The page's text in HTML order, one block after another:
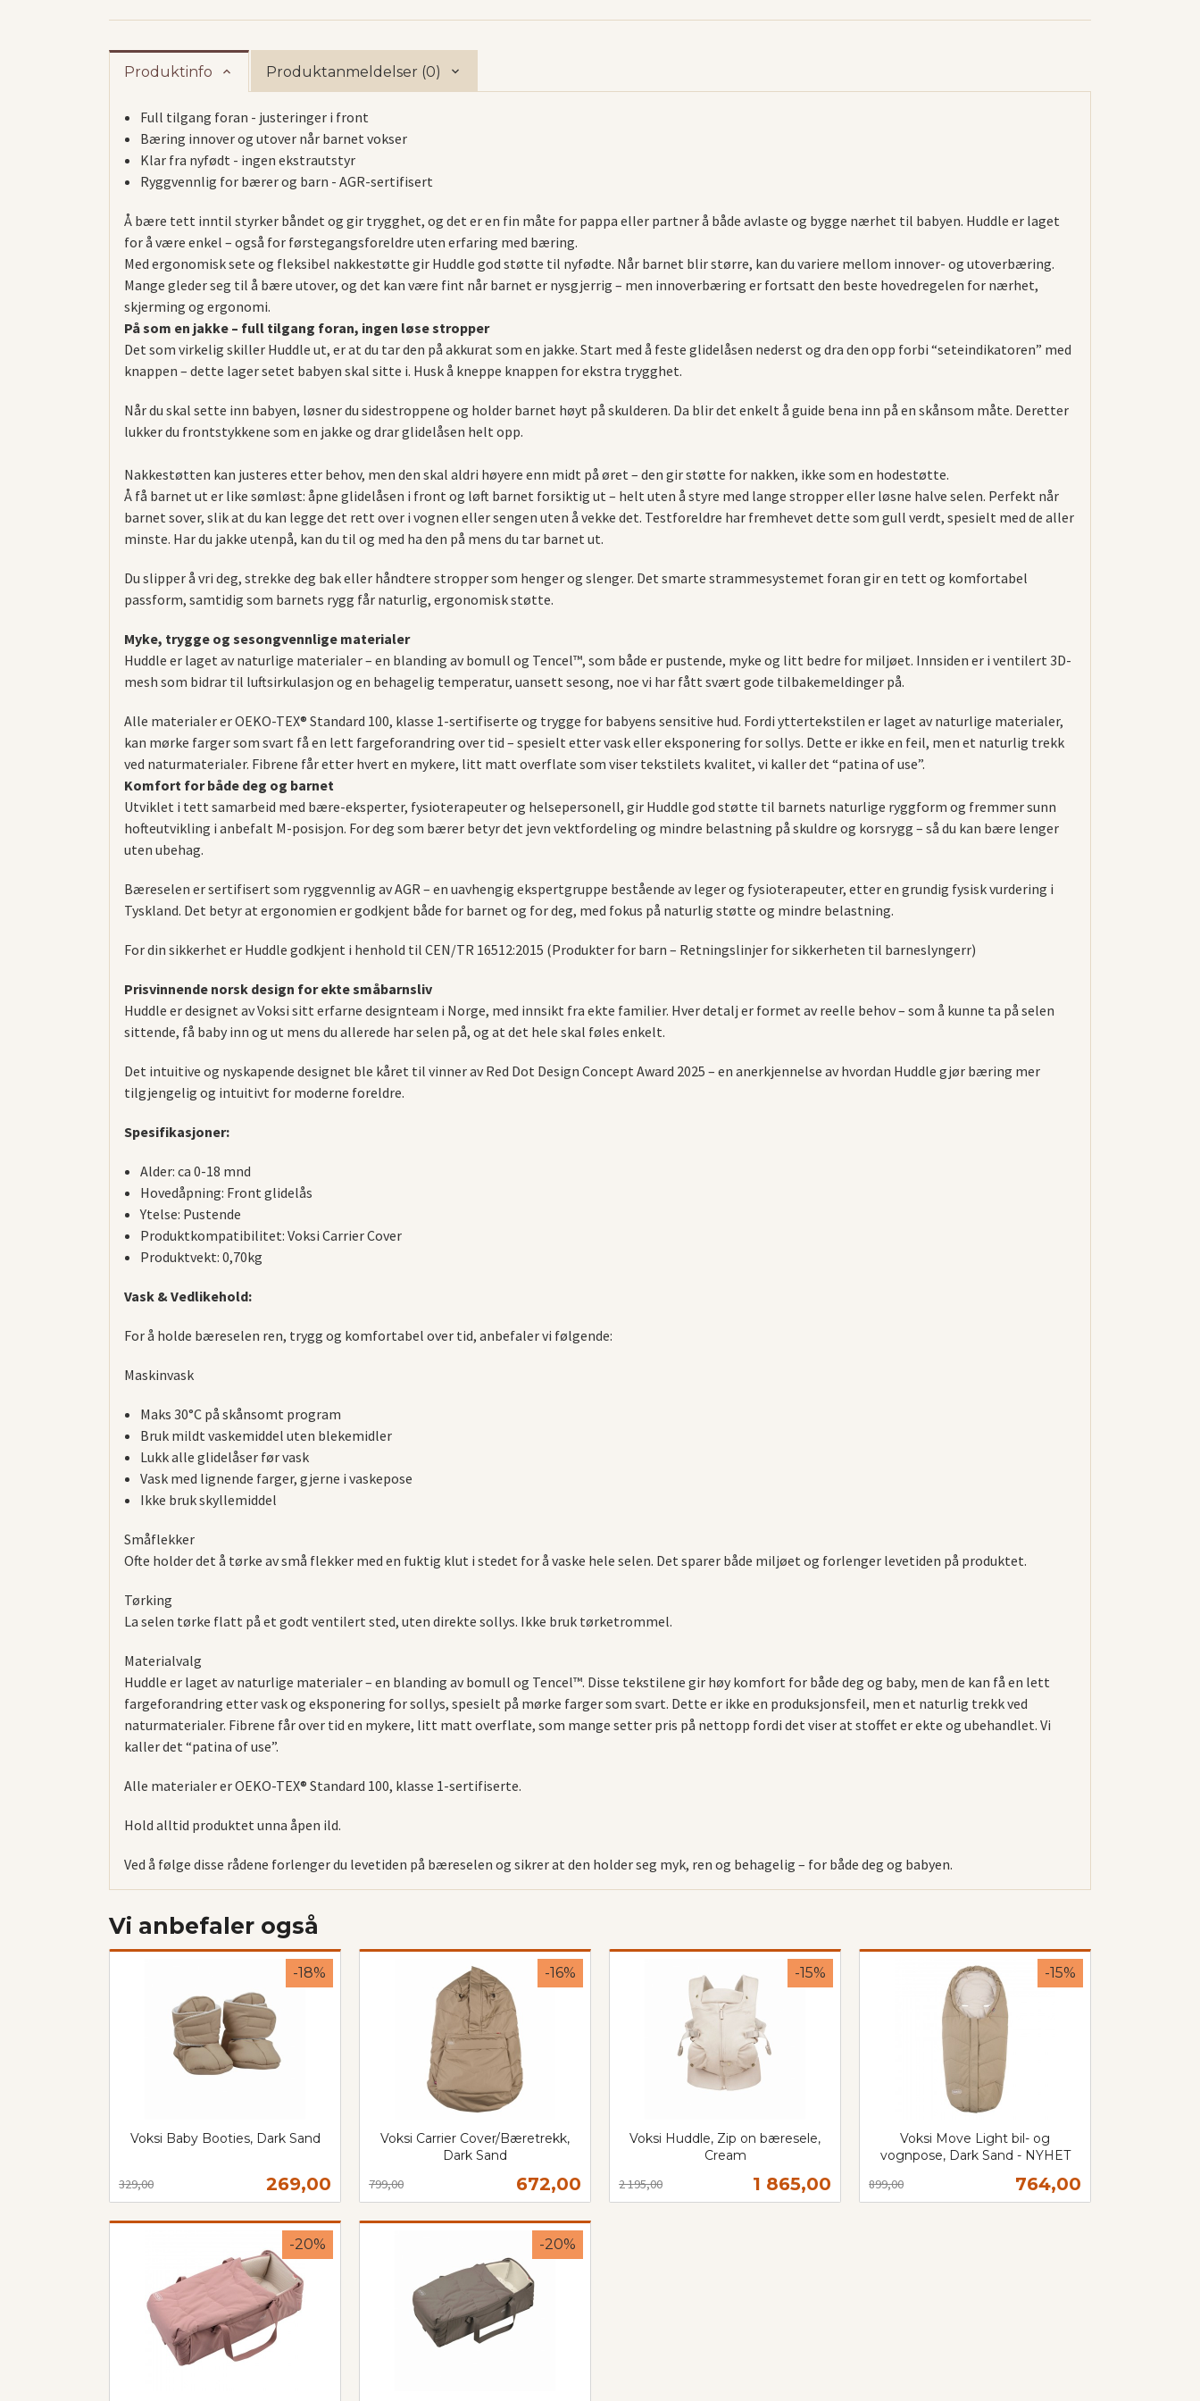
Produktinfo Produktanmeldelser (0)
Full tilgang foran - justeringer i front
Bæring innover og utover når barnet vokser
Klar fra nyfødt - ingen ekstrautstyr
Ryggvennlig for bærer og barn - AGR-sertifisert
Å bære tett inntil styrker båndet og gir trygghet, og det er en fin måte for pappa eller partner å både avlaste og bygge nærhet til babyen. Huddle er laget
for å være enkel – også for førstegangsforeldre uten erfaring med bæring.
Med ergonomisk sete og fleksibel nakkestøtte gir Huddle god støtte til nyfødte. Når barnet blir større, kan du variere mellom innover- og utoverbæring.
Mange gleder seg til å bære utover, og det kan være fint når barnet er nysgjerrig – men innoverbæring er fortsatt den beste hovedregelen for nærhet,
skjerming og ergonomi.
På som en jakke – full tilgang foran, ingen løse stropper
Det som virkelig skiller Huddle ut, er at du tar den på akkurat som en jakke. Start med å feste glidelåsen nederst og dra den opp forbi “seteindikatoren” med
knappen – dette lager setet babyen skal sitte i. Husk å kneppe knappen for ekstra trygghet.
Når du skal sette inn babyen, løsner du sidestroppene og holder barnet høyt på skulderen. Da blir det enkelt å guide bena inn på en skånsom måte. Deretter
lukker du frontstykkene som en jakke og drar glidelåsen helt opp.
Nakkestøtten kan justeres etter behov, men den skal aldri høyere enn midt på øret – den gir støtte for nakken, ikke som en hodestøtte.
Å få barnet ut er like sømløst: åpne glidelåsen i front og løft barnet forsiktig ut – helt uten å styre med lange stropper eller løsne halve selen. Perfekt når
barnet sover, slik at du kan legge det rett over i vognen eller sengen uten å vekke det. Testforeldre har fremhevet dette som gull verdt, spesielt med de aller
minste. Har du jakke utenpå, kan du til og med ha den på mens du tar barnet ut.
Du slipper å vri deg, strekke deg bak eller håndtere stropper som henger og slenger. Det smarte strammesystemet foran gir en tett og komfortabel
passform, samtidig som barnets rygg får naturlig, ergonomisk støtte.
Myke, trygge og sesongvennlige materialer
Huddle er laget av naturlige materialer – en blanding av bomull og Tencel™, som både er pustende, myke og litt bedre for miljøet. Innsiden er i ventilert 3D-
mesh som bidrar til luftsirkulasjon og en behagelig temperatur, uansett sesong, noe vi har fått svært gode tilbakemeldinger på.
Alle materialer er OEKO-TEX® Standard 100, klasse 1-sertifiserte og trygge for babyens sensitive hud. Fordi yttertekstilen er laget av naturlige materialer,
kan mørke farger som svart få en lett fargeforandring over tid – spesielt etter vask eller eksponering for sollys. Dette er ikke en feil, men et naturlig trekk
ved naturmaterialer. Fibrene får etter hvert en mykere, litt matt overflate som viser tekstilets kvalitet, vi kaller det “patina of use”.
Komfort for både deg og barnet
Utviklet i tett samarbeid med bære-eksperter, fysioterapeuter og helsepersonell, gir Huddle god støtte til barnets naturlige ryggform og fremmer sunn
hofteutvikling i anbefalt M-posisjon. For deg som bærer betyr det jevn vektfordeling og mindre belastning på skuldre og korsrygg – så du kan bære lenger
uten ubehag.
Bæreselen er sertifisert som ryggvennlig av AGR – en uavhengig ekspertgruppe bestående av leger og fysioterapeuter, etter en grundig fysisk vurdering i
Tyskland. Det betyr at ergonomien er godkjent både for barnet og for deg, med fokus på naturlig støtte og mindre belastning.
For din sikkerhet er Huddle godkjent i henhold til CEN/TR 16512:2015 (Produkter for barn – Retningslinjer for sikkerheten til barneslyngerr)
Prisvinnende norsk design for ekte småbarnsliv
Huddle er designet av Voksi sitt erfarne designteam i Norge, med innsikt fra ekte familier. Hver detalj er formet av reelle behov – som å kunne ta på selen
sittende, få baby inn og ut mens du allerede har selen på, og at det hele skal føles enkelt.
Det intuitive og nyskapende designet ble kåret til vinner av Red Dot Design Concept Award 2025 – en anerkjennelse av hvordan Huddle gjør bæring mer
tilgjengelig og intuitivt for moderne foreldre.
Spesifikasjoner:
Alder: ca 0-18 mnd
Hovedåpning: Front glidelås
Ytelse: Pustende
Produktkompatibilitet: Voksi Carrier Cover
Produktvekt: 0,70kg
Vask & Vedlikehold:
For å holde bæreselen ren, trygg og komfortabel over tid, anbefaler vi følgende:
Maskinvask
Maks 30°C på skånsomt program
Bruk mildt vaskemiddel uten blekemidler
Lukk alle glidelåser før vask
Vask med lignende farger, gjerne i vaskepose
Ikke bruk skyllemiddel
Småflekker
Ofte holder det å tørke av små flekker med en fuktig klut i stedet for å vaske hele selen. Det sparer både miljøet og forlenger levetiden på produktet.
Tørking
La selen tørke flatt på et godt ventilert sted, uten direkte sollys. Ikke bruk tørketrommel.
Materialvalg
Huddle er laget av naturlige materialer – en blanding av bomull og Tencel™. Disse tekstilene gir høy komfort for både deg og baby, men de kan få en lett
fargeforandring etter vask og eksponering for sollys, spesielt på mørke farger som svart. Dette er ikke en produksjonsfeil, men et naturlig trekk ved
naturmaterialer. Fibrene får over tid en mykere, litt matt overflate, som mange setter pris på nettopp fordi det viser at stoffet er ekte og ubehandlet. Vi
kaller det “patina of use”.
Alle materialer er OEKO-TEX® Standard 100, klasse 1-sertifiserte.
Hold alltid produktet unna åpen ild.
Ved å følge disse rådene forlenger du levetiden på bæreselen og sikrer at den holder seg myk, ren og behagelig – for både deg og babyen.
Vi anbefaler også
Voksi Baby Booties, Dark Sand
Tilbud
269,00
329,00
-18%
Voksi Carrier Cover/Bæretrekk,
Dark Sand
Tilbud
672,00
799,00
-16%
mva.
Voksi Huddle, Zip on bæresele,
Cream
Tilbud
1 865,00
2 195,00
-15%
mva.
Voksi Move Light bil- og
vognpose, Dark Sand - NYHET
Tilbud
764,00
899,00
-15%
mva.
-20% -20%